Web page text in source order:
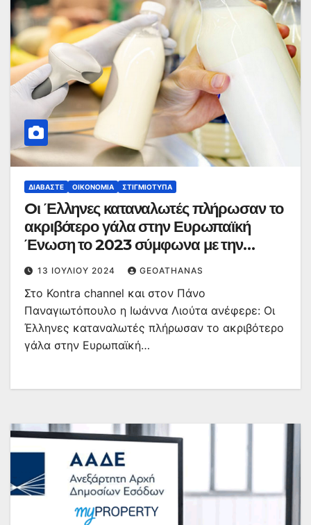
ΔΙΑΒΆΣΤΕ ΟΙΚΟΝΟΜΊΑ ΣΤΙΓΜΙΌΤΥΠΑ
Oι Έλληνες καταναλωτές πλήρωσαν το
ακριβότερο γάλα στην Ευρωπαϊκή
Ένωση το 2023 σύμφωνα με την
ΕUROSTAT
13 ΙΟΥΛΊΟΥ 2024 GEOATHANAS
Στο Kontra channel και στον Πάνο
Παναγιωτόπουλο η Ιωάννα Λιούτα ανέφερε: Oι
Έλληνες καταναλωτές πλήρωσαν το ακριβότερο
γάλα στην Ευρωπαϊκή…